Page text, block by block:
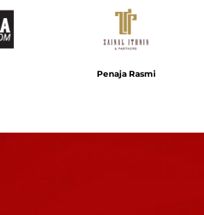
Penaja Rasmi